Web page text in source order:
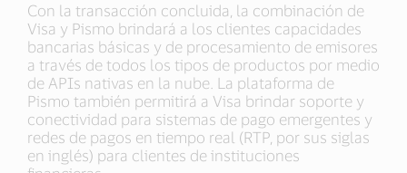
Con la transacción concluida, la combinación de
Visa y Pismo brindará a los clientes capacidades
bancarias básicas y de procesamiento de emisores
a través de todos los tipos de productos por medio
de APIs nativas en la nube. La plataforma de
Pismo también permitirá a Visa brindar soporte y
conectividad para sistemas de pago emergentes y
redes de pagos en tiempo real (RTP, por sus siglas
en inglés) para clientes de instituciones